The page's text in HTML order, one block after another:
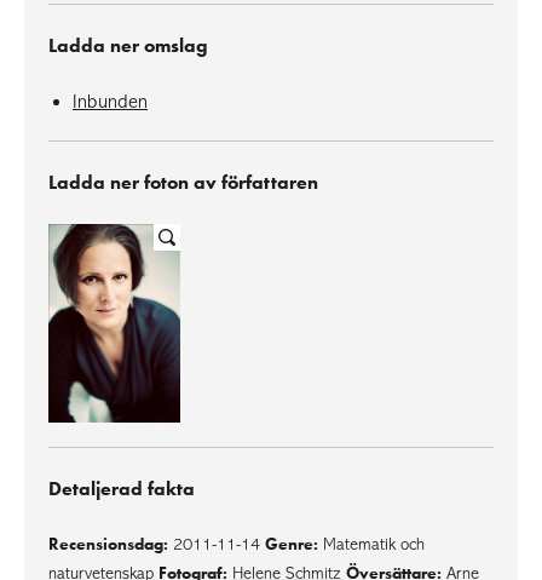
Ladda ner omslag
Inbunden
Ladda ner foton av författaren
Detaljerad fakta
Recensionsdag: 2011-11-14 Genre: Matematik och
naturvetenskap Fotograf: Helene Schmitz Översättare: Arne